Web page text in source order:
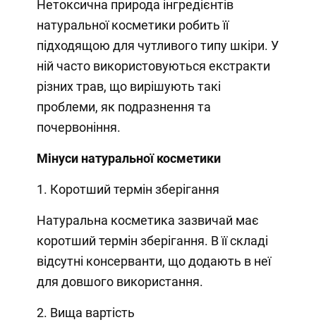
Нетоксична природа інгредієнтів
натуральної косметики робить її
підходящою для чутливого типу шкіри. У
ній часто використовуються екстракти
різних трав, що вирішують такі
проблеми, як подразнення та
почервоніння.
Мінуси натуральної косметики
1. Коротший термін зберігання
Натуральна косметика зазвичай має
коротший термін зберігання. В її складі
відсутні консерванти, що додають в неї
для довшого використання.
2. Вища вартість